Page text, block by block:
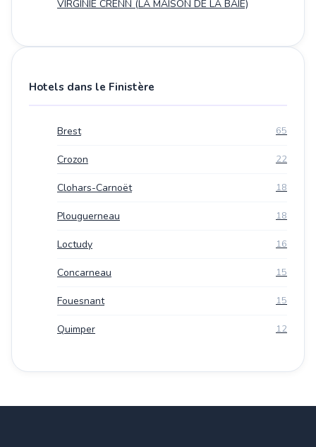
VIRGINIE CRENN (LA MAISON DE LA BAIE)
Hotels dans le Finistère
Brest 65
Crozon 22
Clohars-Carnoët 18
Plouguerneau 18
Loctudy 16
Concarneau 15
Fouesnant 15
Quimper 12